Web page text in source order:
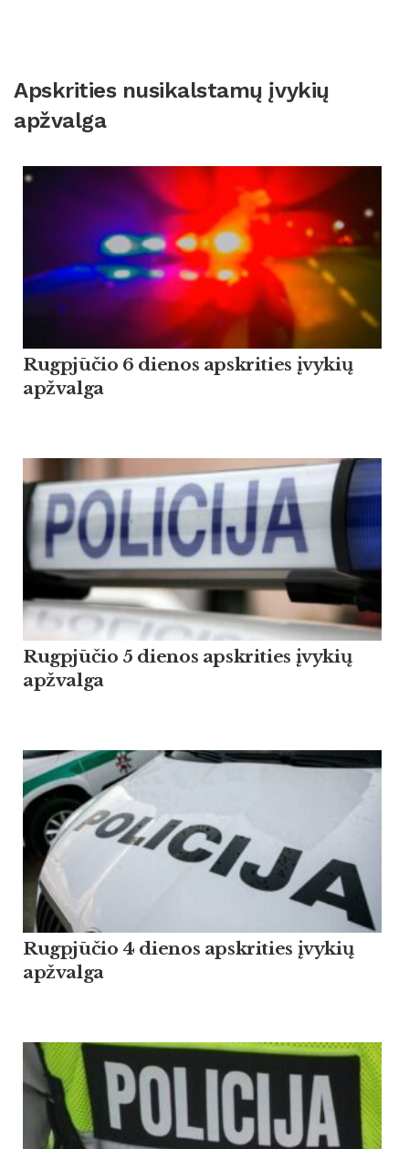
Apskrities nusikalstamų įvykių
apžvalga
Rugpjūčio 6 dienos apskrities įvykių
apžvalga
Rugpjūčio 5 dienos apskrities įvykių
apžvalga
Rugpjūčio 4 dienos apskrities įvykių
apžvalga